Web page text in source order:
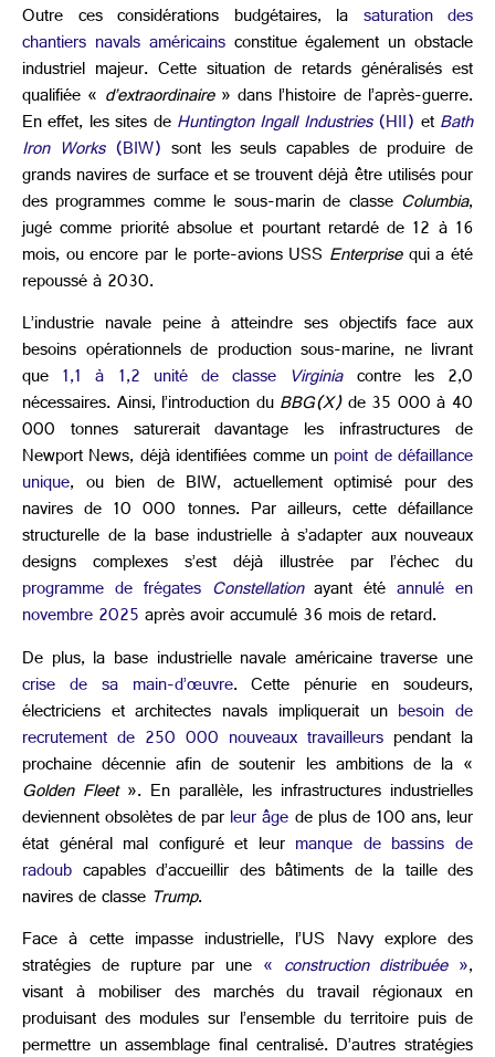
Outre ces considérations budgétaires, la saturation des
chantiers navals américains constitue également un obstacle
industriel majeur. Cette situation de retards généralisés est
qualifiée « d’extraordinaire» dans l’histoire de l’après-guerre.
En effet, les sites deHuntington Ingall Industries(HII) etBath
Iron Works(BIW) sont les seuls capables de produire de
grands navires de surface et se trouvent déjà être utilisés pour
des programmes comme le sous-marin de classe Columbia,
jugé comme priorité absolue et pourtant retardé de 12 à 16
mois, ou encore par le porte-avions USS Enterprisequi a été
repoussé à 2030.
L’industrie navale peine à atteindre ses objectifs face aux
besoins opérationnels de production sous-marine, ne livrant
que 1,1 à 1,2 unité de classe Virginiacontre les 2,0
nécessaires. Ainsi, l’introduction duBBG(X)de 35 000 à 40
000 tonnes saturerait davantage les infrastructures de
Newport News, déjà identifiées comme unpoint de défaillance
unique, ou bien de BIW, actuellement optimisé pour des
navires de 10 000 tonnes. Par ailleurs, cette défaillance
structurelle de la base industrielle à s’adapter aux nouveaux
designs complexes s’est déjà illustrée par l’échec du
programme de frégates Constellationayant étéannulé en
novembre 2025après avoir accumulé 36 mois de retard.
De plus, la base industrielle navale américaine traverse une
crise de sa main-d’œuvre. Cette pénurie en soudeurs,
électriciens et architectes navals impliquerait un besoin de
recrutement de 250 000 nouveaux travailleurs pendant la
prochaine décennie afin de soutenir les ambitions de la «
Golden Fleet». En parallèle, les infrastructures industrielles
deviennent obsolètes de parleur âgede plus de 100 ans, leur
état général mal configuré et leurmanque de bassins de
radoub capables d’accueillir des bâtiments de la taille des
navires de classe Trump.
Face à cette impasse industrielle, l’US Navy explore des
stratégies de rupture par une « construction distribuée»,
visant à mobiliser des marchés du travail régionaux en
produisant des modules sur l’ensemble du territoire puis de
permettre un assemblage final centralisé. D’autres stratégies